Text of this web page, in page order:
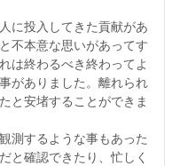
に投入してきた貢献があ
不本意な思いがあってす
は終わるべき終わってよ
がありました。離れられ
と安堵することができま
測するような事もあった
と確認できたり、忙しく